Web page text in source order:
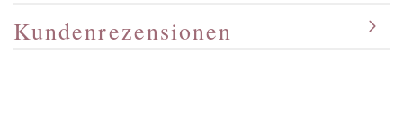
Kundenrezensionen